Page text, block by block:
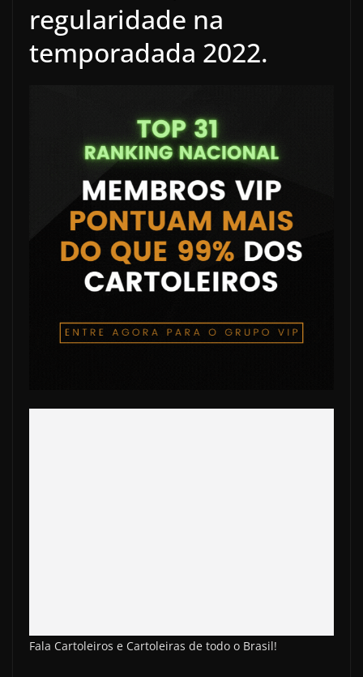
regularidade na
temporadada 2022.
Fala Cartoleiros e Cartoleiras de todo o Brasil!